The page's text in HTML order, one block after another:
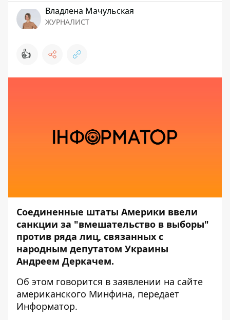
Владлена Мачульская
ЖУРНАЛИСТ
👍
Соединенные штаты Америки ввели
санкции за "вмешательство в выборы"
против ряда лиц, связанных с
народным депутатом Украины
Андреем Деркачем.
Об этом говорится в заявлении на сайте
американского Минфина, передает
Информатор.